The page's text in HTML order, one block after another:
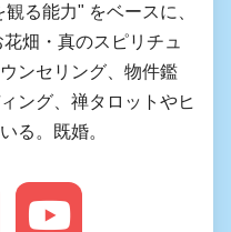
る能力" をベースに、
畑・真のスピリチュ
ンセリング、物件鑑
ング、禅タロットやヒ
る。既婚。